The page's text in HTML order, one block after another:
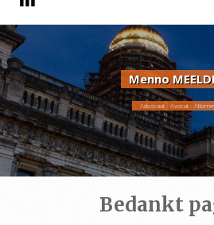
Menno
Advocaat - Avocat -
Bedankt